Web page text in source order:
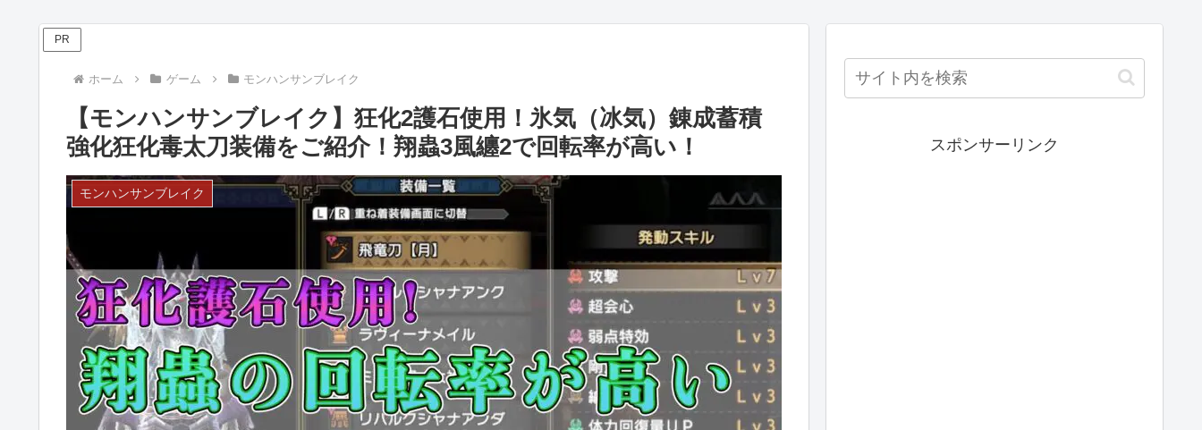
PR
ホーム ゲーム モンハンサンブレイク
【モンハンサンブレイク】狂化2護石使用！氷気（冰気）錬成蓄積
強化狂化毒太刀装備をご紹介！翔蟲3風纏2で回転率が高い！
モンハンサンブレイク
スポンサーリンク